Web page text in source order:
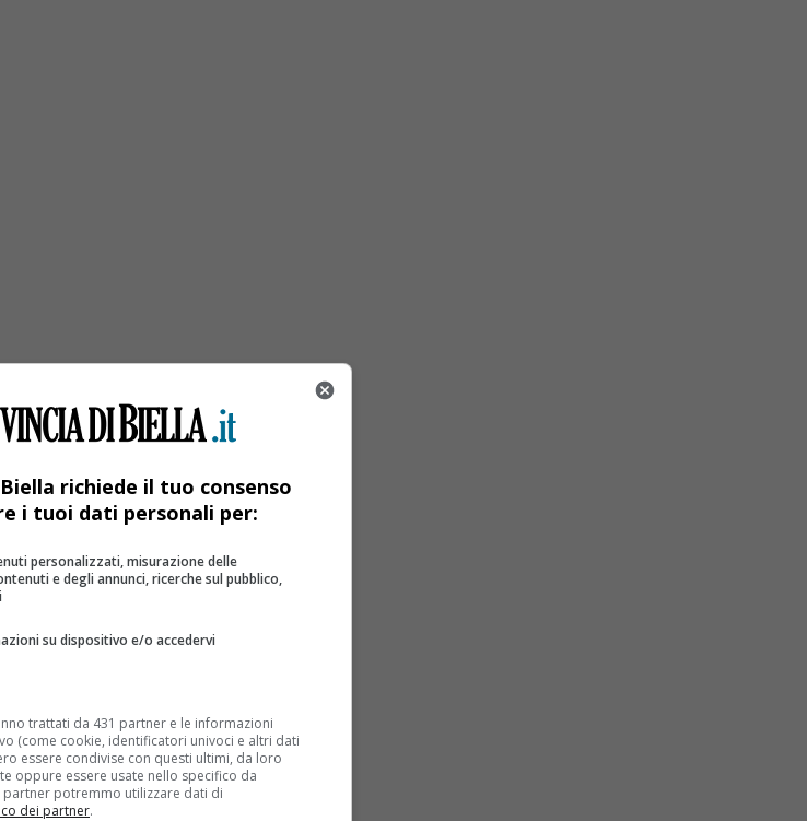
richiede il tuo consenso
i tuoi dati personali per:
personalizzati, misurazione delle
e degli annunci, ricerche sul pubblico,
su dispositivo e/o accedervi
trattati da 431 partner e le informazioni
(come cookie, identificatori univoci e altri dati
essere condivise con questi ultimi, da loro
oppure essere usate nello specifico da
potremmo utilizzare dati di
dei partner.